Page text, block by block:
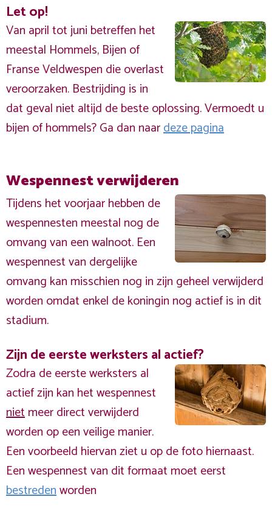
Let op!
Van april tot juni betreffen het
meestal Hommels, Bijen of
Franse Veldwespen die overlast
veroorzaken. Bestrijding is in
dat geval niet altijd de beste oplossing. Vermoedt u
bijen of hommels? Ga dan naardeze pagina
Wespennest verwijderen
Tijdens het voorjaar hebben de
wespennesten meestal nog de
omvang van een walnoot. Een
wespennest van dergelijke
omvang kan misschien nog in zijn geheel verwijderd
worden omdat enkel de koningin nog actief is in dit
stadium.
Zijn de eerste werksters al actief?
Zodra de eerste werksters al
actief zijn kan het wespennest
nietmeer direct verwijderd
worden op een veilige manier.
Een voorbeeld hiervan ziet u op de foto hiernaast.
Een wespennest van dit formaat moet eerst
bestredenworden